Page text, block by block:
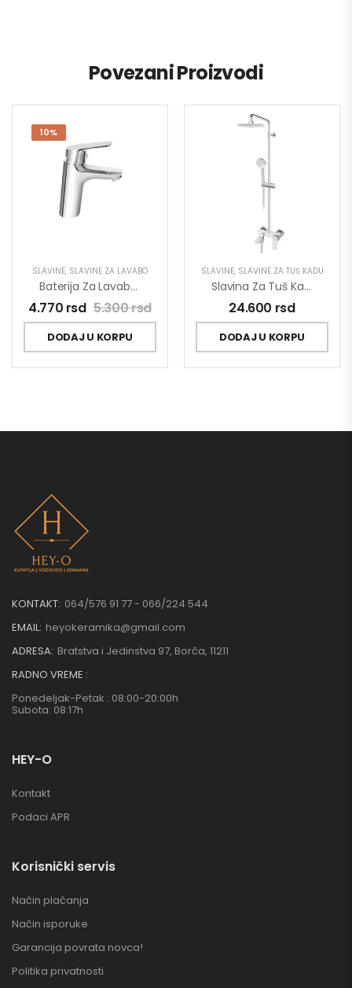
Povezani Proizvodi
10%
SLAVINE, SLAVINE ZA LAVABO
Baterija Za Lavabo MINOTTI PRIMA 4112
4.770 rsd 5.300rsd
DODAJ U KORPU
SLAVINE, SLAVINE ZA TUŠ KADU
Slavina Za Tuš Kadu Sa Usponskim Tušem Stolz 137351
24.600 rsd
DODAJ U KORPU
KONTAKT: 064/576 91 77 - 066/224 544
EMAIL: heyokeramika@gmail.com
ADRESA: Bratstva i Jedinstva 97, Borča, 11211
RADNO VREME :
Ponedeljak-Petak : 08:00-20:00h
Subota: 08:17h
HEY-O
Kontakt
Podaci APR
Korisnički servis
Način plaćanja
Način isporuke
Garancija povrata novca!
Politika privatnosti